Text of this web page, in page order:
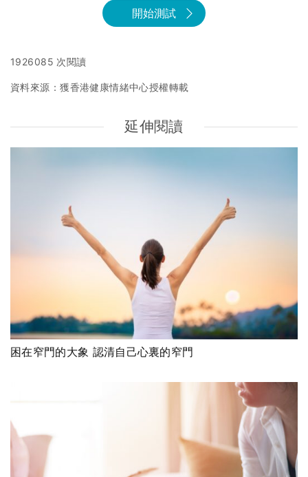
開始測試
1926085 次閱讀
資料來源：獲香港健康情緒中心授權轉載
延伸閱讀
困在窄門的大象 認清自己心裏的窄門